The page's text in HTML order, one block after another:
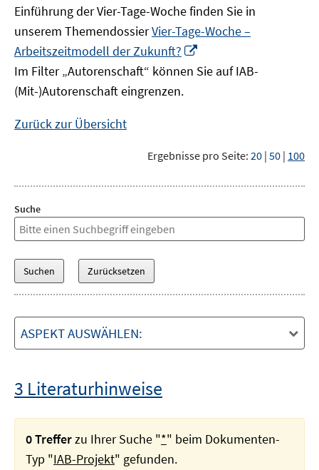
Einführung der Vier-Tage-Woche finden Sie in
unserem ThemendossierVier-Tage-Woche –
Arbeitszeitmodell der Zukunft?
neuem
Im Filter „Autorenschaft“ können Sie auf IAB-
(Mit-)Autorenschaft eingrenzen.
Zurück zur Übersicht
Ergebnisse pro Seite: 20 | 50 | 100
Suche
ASPEKT AUSWÄHLEN:
3 Literaturhinweise
0 Trefferzu Ihrer Suche "*" beim Dokumenten-
Typ "IAB-Projekt" gefunden.